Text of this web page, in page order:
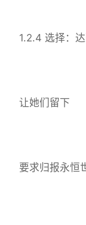
1.2.4 选择：
让她们留下
要求归报永恒